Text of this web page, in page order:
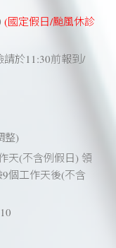
(國定假日/颱風休診
於11:30前報到/
整)
天(不含例假日) 領
個工作天後(不含